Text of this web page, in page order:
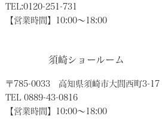
TEL:0120-251-731
【営業時間】10:00〜18:00
須崎ショールーム
〒785-0033 高知県須崎市大間西町3-17
TEL 0889-43-0816
【営業時間】10:00〜18:00